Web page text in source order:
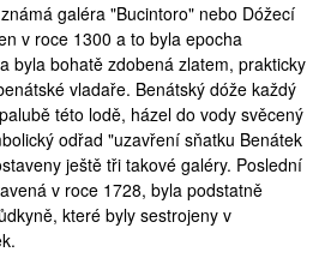
galéra "Bucintoro" nebo Dóžecí
v roce 1300 a to byla epocha
byla bohatě zdobená zlatem, prakticky
vladaře. Benátský dóže každý
této lodě, házel do vody svěcený
odřad "uzavření sňatku Benátek
ještě tři takové galéry. Poslední
v roce 1728, byla podstatně
které byly sestrojeny v